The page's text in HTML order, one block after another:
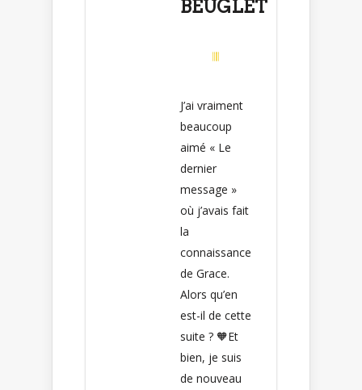
BEUGLET
J’ai vraiment
beaucoup
aimé « Le
dernier
message »
où j’avais fait
la
connaissance
de Grace.
Alors qu’en
est-il de cette
suite ? 🧡Et
bien, je suis
de nouveau